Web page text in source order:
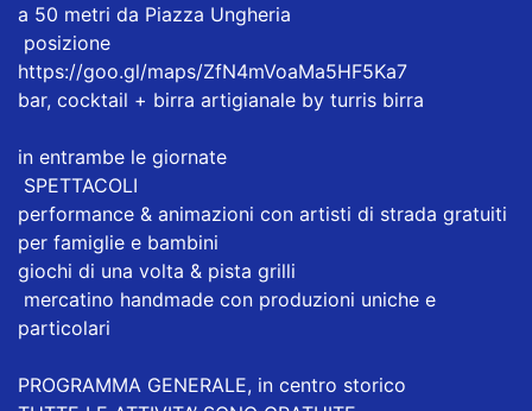
a 50 metri da Piazza Ungheria
posizione
https://goo.gl/maps/ZfN4mVoaMa5HF5Ka7
bar, cocktail + birra artigianale by turris birra
in entrambe le giornate
SPETTACOLI
performance & animazioni con artisti di strada gratuiti
per famiglie e bambini
giochi di una volta & pista grilli
mercatino handmade con produzioni uniche e
particolari
PROGRAMMA GENERALE, in centro storico